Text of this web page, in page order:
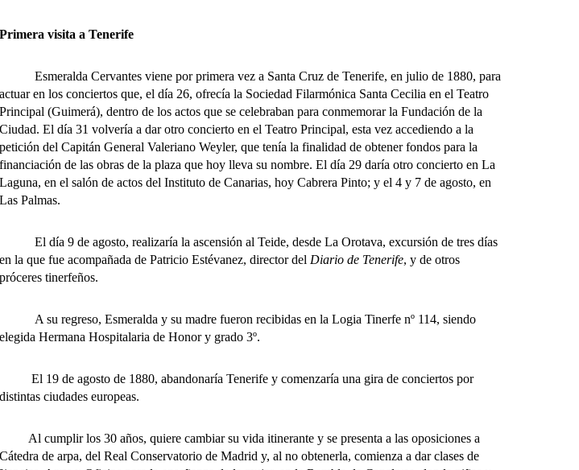
Primera visita a Tenerife
Esmeralda Cervantes viene por primera vez a Santa Cruz de Tenerife, en julio de 1880, para
actuar en los conciertos que, el día 26, ofrecía la Sociedad Filarmónica Santa Cecilia en el Teatro
Principal (Guimerá), dentro de los actos que se celebraban para conmemorar la Fundación de la
Ciudad. El día 31 volvería a dar otro concierto en el Teatro Principal, esta vez accediendo a la
petición del Capitán General Valeriano Weyler, que tenía la finalidad de obtener fondos para la
financiación de las obras de la plaza que hoy lleva su nombre. El día 29 daría otro concierto en La
Laguna, en el salón de actos del Instituto de Canarias, hoy Cabrera Pinto; y el 4 y 7 de agosto, en
Las Palmas.
El día 9 de agosto, realizaría la ascensión al Teide, desde La Orotava, excursión de tres días
en la que fue acompañada de Patricio Estévanez, director del Diario de Tenerife, y de otros
próceres tinerfeños.
A su regreso, Esmeralda y su madre fueron recibidas en la Logia Tinerfe nº 114, siendo
elegida Hermana Hospitalaria de Honor y grado 3º.
El 19 de agosto de 1880, abandonaría Tenerife y comenzaría una gira de conciertos por
distintas ciudades europeas.
Al cumplir los 30 años, quiere cambiar su vida itinerante y se presenta a las oposiciones a
Cátedra de arpa, del Real Conservatorio de Madrid y, al no obtenerla, comienza a dar clases de